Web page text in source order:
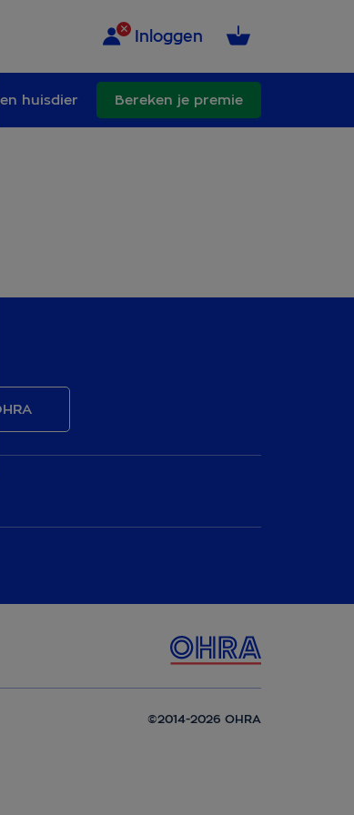
Inloggen
huisdier Bereken je premie
©2014-2026 OHRA